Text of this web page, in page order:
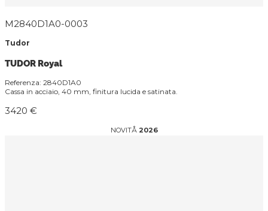
M2840D1A0-0003
Tudor
TUDOR Royal
Referenza: 2840D1A0
Cassa in acciaio, 40 mm, finitura lucida e satinata.
3420 €
NOVITÅ 2026